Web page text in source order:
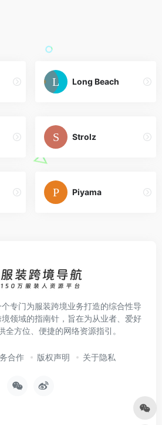
Long Beach
Strolz
Piyama
专门为服装跨境业务打造的综合性导
领域的指南针，旨在为从业者、爱好
全方位、便捷的网络资源指引。
合作 版权声明 关于隐私